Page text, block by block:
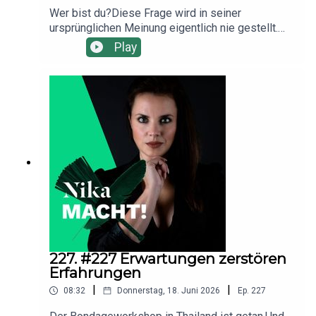
Wer bist du?Diese Frage wird in seiner
ursprünglichen Meinung eigentlich nie gestellt.
Wir verknüpfen diese Frage automatisch mit
Dingen, die wir tun und die wir “mitbringen” (Alter,
Beruf, etc.).Doch was passiert, wenn wir
anfangen, die richtigen Fragen zu stellen? Und
zwar nicht nur anderen, sondern primär erstmal
uns selbst?In der heutigen Folge bekommst du
Antworten. Denn Erfahrungen dienen dir bei der
Beantwortung dieser Frage auf ganz
ungewöhnliche Weise.
Play
227. #227 Erwartungen zerstören
Erfahrungen
08:32 | Donnerstag, 18. Juni 2026 | Ep. 227